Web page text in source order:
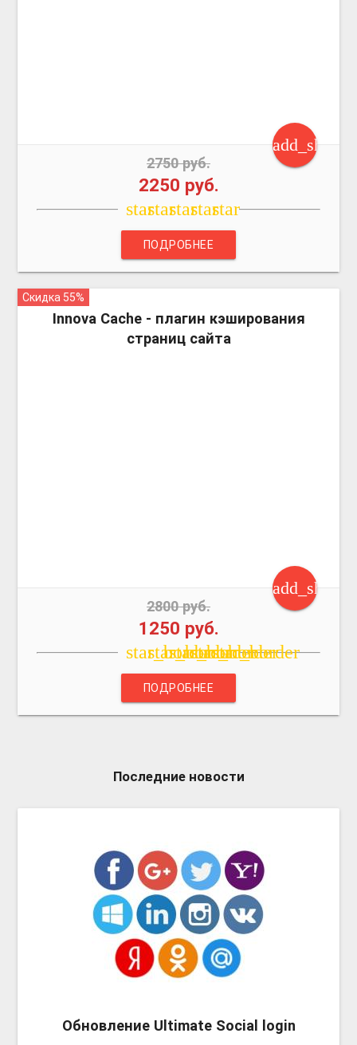
2750 руб.
2250 руб.
starstarstarstarstar
ПОДРОБНЕЕ
Скидка 55%
more_vert
Innova Cache - плагин кэширования
страниц сайта
2800 руб.
1250 руб.
star_border
star_border
star_border
star_border
star_border
ПОДРОБНЕЕ
Последние новости
Обновление Ultimate Social login